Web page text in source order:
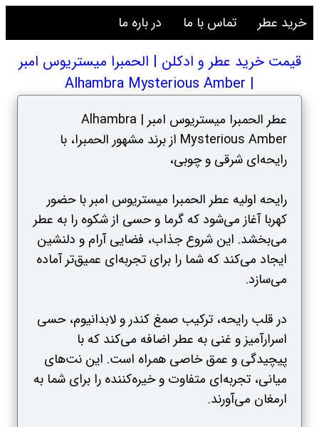
خرید عطر تماس با ما در باره ما
قیمت خرید عطر و ادکلن | الحمبرا میستریوس امبر
| Alhambra Mysterious Amber
عطر الحمبرا میستریوس امبر | Alhambra
Mysterious Amber از برند مشهور الحمبرا، با
رایحه‌ای شرقی و چوبی،
رایحه اولیه عطر الحمبرا میستریوس امبر با حضور
کهربا آغاز می‌شود که گرما و حسی از شکوه را به عطر
می‌بخشد. این شروع جذاب، فضایی آرام و دلنشین
ایجاد می‌کند که شما را برای تجربه‌ای عمیق‌تر آماده
می‌سازد.
در قلب رایحه، ترکیب صمغ کندر و لابدانیوم، حسی
اسرارآمیز و غنی به عطر اضافه می‌کند که با
پیچیدگی و عمق خاصی همراه است. این نت‌های
میانی، تجربه‌ای متفاوت و خیره‌کننده را برای شما به
ارمغان می‌آورند.